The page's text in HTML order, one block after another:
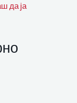
да ја